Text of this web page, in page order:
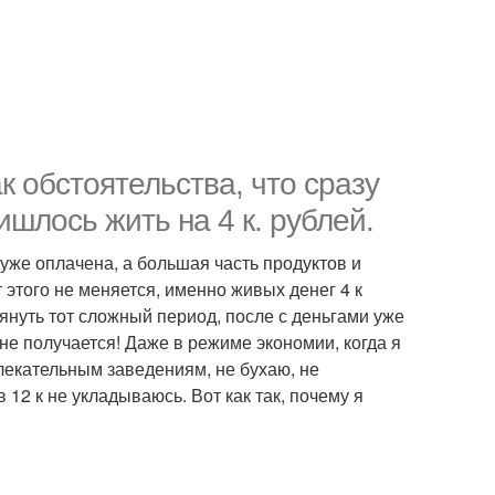
что сразу
жить на 4 к. рублей.
оплачена, а большая часть продуктов и
не меняется, именно живых денег 4 к
тот сложный период, после с деньгами уже
получается! Даже в режиме экономии, когда я
заведениям, не бухаю, не
к не укладываюсь. Вот как так, почему я